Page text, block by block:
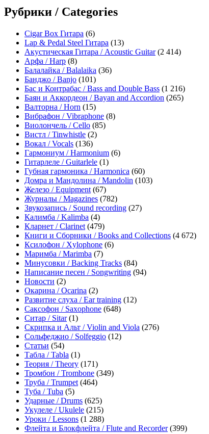
Рубрики / Categories
Cigar Box Гитара (6)
Lap & Pedal Steel Гитара (13)
Акустическая Гитара / Acoustic Guitar(2 414)
Арфа / Harp (8)
Балалайка / Balalaika (36)
Банджо / Banjo (101)
Бас и Контрабас / Bass and Double Bass (1 216)
Баян и Аккордеон / Bayan and Accordion (265)
Валторна / Horn (15)
Вибрафон / Vibraphone (8)
Виолончель / Cello (85)
Вистл / Tinwhistle (2)
Вокал / Vocals (136)
Гармониум / Harmonium (6)
Гитарлеле / Guitarlele (1)
Губная гармоника / Harmonica (60)
Домра и Мандолина / Mandolin (103)
Железо / Equipment (67)
Журналы / Magazines (782)
Звукозапись / Sound recording (27)
Калимба / Kalimba (4)
Кларнет / Clarinet (479)
Книги и Сборники / Books and Collections (4 672)
Ксилофон / Xylophone (6)
Маримба / Marimba (7)
Минусовки / Backing Tracks (84)
Написание песен / Songwriting (94)
Новости (2)
Окарина / Ocarina (2)
Развитие слуха / Ear training (12)
Саксофон / Saxophone (648)
Ситар / Sitar(1)
Скрипка и Альт / Violin and Viola (276)
Сольфеджио / Solfeggio (12)
Статьи (54)
Табла / Tabla (1)
Теория / Theory (171)
Тромбон / Trombone (349)
Труба / Trumpet (464)
Туба / Tuba (5)
Ударные / Drums (625)
Укулеле / Ukulele (215)
Уроки / Lessons (1 288)
Флейта и Блокфлейта / Flute and Recorder(399)